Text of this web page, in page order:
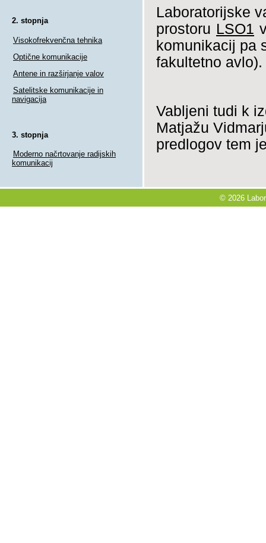
2. stopnja
Visokofrekvenčna tehnika
Optične komunikacije
Antene in razširjanje valov
Satelitske komunikacije in
navigacija
3. stopnja
Moderno načrtovanje radijskih
komunikacij
Laboratorijske
prostoru LSO1
komunikacij pa
fakultetno avlo).
Vabljeni tudi k
Matjažu
predlogov tem
© 2026